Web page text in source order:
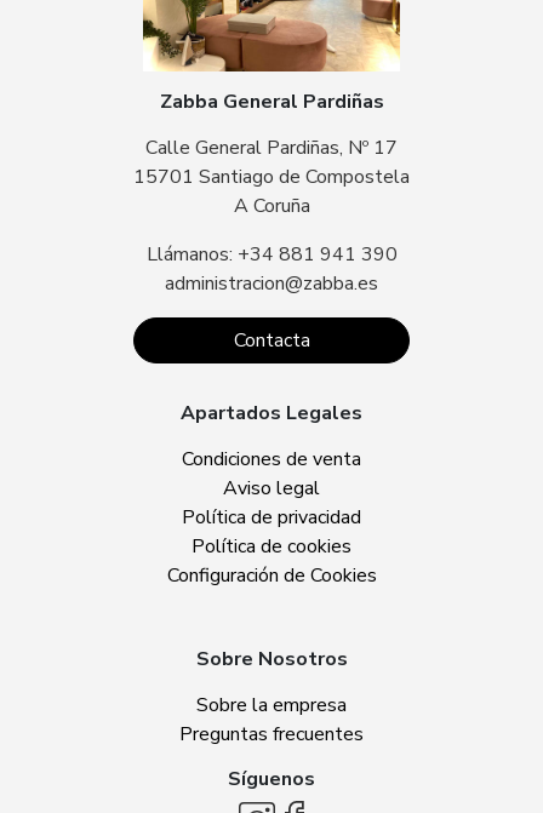
Zabba General Pardiñas
Calle General Pardiñas, Nº 17
15701 Santiago de Compostela
A Coruña
Llámanos: +34 881 941 390
administracion@zabba.es
Contacta
Apartados Legales
Condiciones de venta
Aviso legal
Política de privacidad
Política de cookies
Configuración de Cookies
Sobre Nosotros
Sobre la empresa
Preguntas frecuentes
Síguenos